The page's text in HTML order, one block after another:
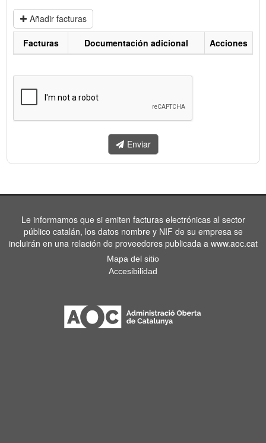
Añadir facturas
enviar.
Facturas Documentación adicional Acciones
Enviar
Le informamos que si emiten facturas electrónicas al sector
público catalán, los datos nombre y NIF de su empresa se
incluirán en una relación de proveedores publicada a www.aoc.cat
Mapa del sitio
Accesibilidad